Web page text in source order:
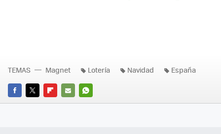
FACEBOOK
TWITTERFLIPBOARD
E-
WHATSAPP
TEMAS Magnet Lotería Navidad España